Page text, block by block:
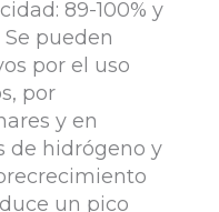
89-100% y
Se pueden
por el uso
por
y en
de hidrógeno y
un pico